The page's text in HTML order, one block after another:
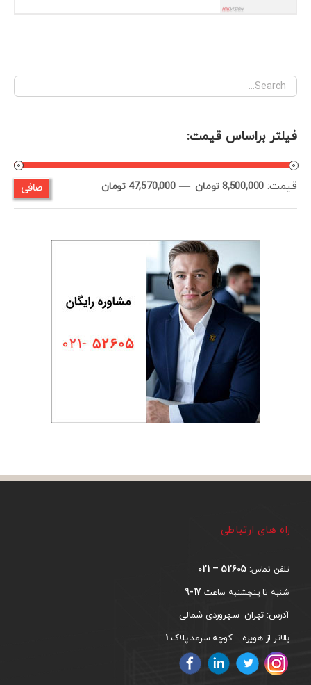
فیلتر براساس قیمت:
حداقل
قیمت
حداكثر
قيمت
صافی قيمت: 8,500,000 تومان —47,570,000 تومان
راه های ارتباطی
تلفن تماس: 52605 – 021
شنبه تا پنجشنبه ساعت 17-9
آدرس: تهران- سهروردی شمالی –
بالاتر از هویزه – کوچه سرمد پلاک 1